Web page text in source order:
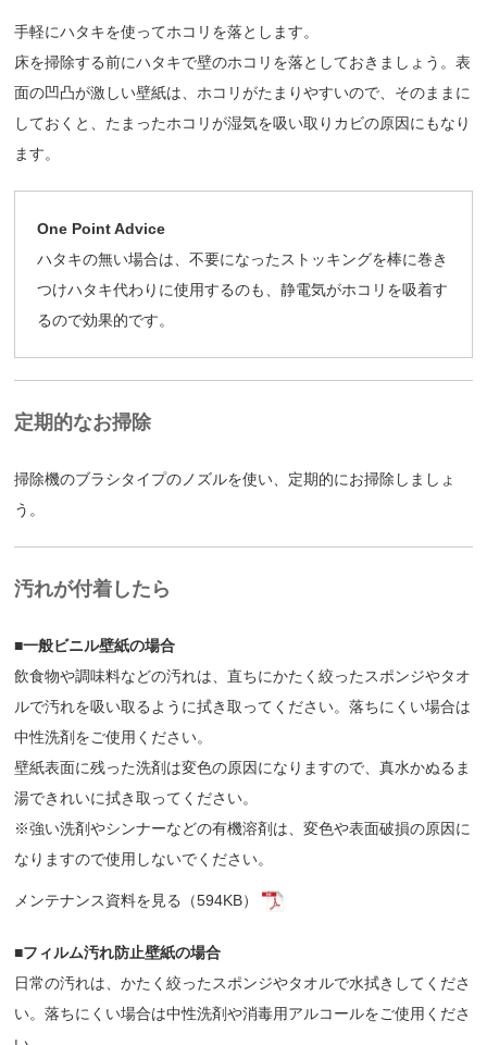
手軽にハタキを使ってホコリを落とします。
床を掃除する前にハタキで壁のホコリを落としておきましょう。表
面の凹凸が激しい壁紙は、ホコリがたまりやすいので、そのままに
しておくと、たまったホコリが湿気を吸い取りカビの原因にもなり
ます。
One Point Advice
ハタキの無い場合は、不要になったストッキングを棒に巻き
つけハタキ代わりに使用するのも、静電気がホコリを吸着す
るので効果的です。
定期的なお掃除
掃除機のブラシタイプのノズルを使い、定期的にお掃除しましょ
う。
汚れが付着したら
■一般ビニル壁紙の場合
飲食物や調味料などの汚れは、直ちにかたく絞ったスポンジやタオ
ルで汚れを吸い取るように拭き取ってください。落ちにくい場合は
中性洗剤をご使用ください。
壁紙表面に残った洗剤は変色の原因になりますので、真水かぬるま
湯できれいに拭き取ってください。
※強い洗剤やシンナーなどの有機溶剤は、変色や表面破損の原因に
なりますので使用しないでください。
メンテナンス資料を見る（594KB）
■フィルム汚れ防止壁紙の場合
日常の汚れは、かたく絞ったスポンジやタオルで水拭きしてくださ
い。落ちにくい場合は中性洗剤や消毒用アルコールをご使用くださ